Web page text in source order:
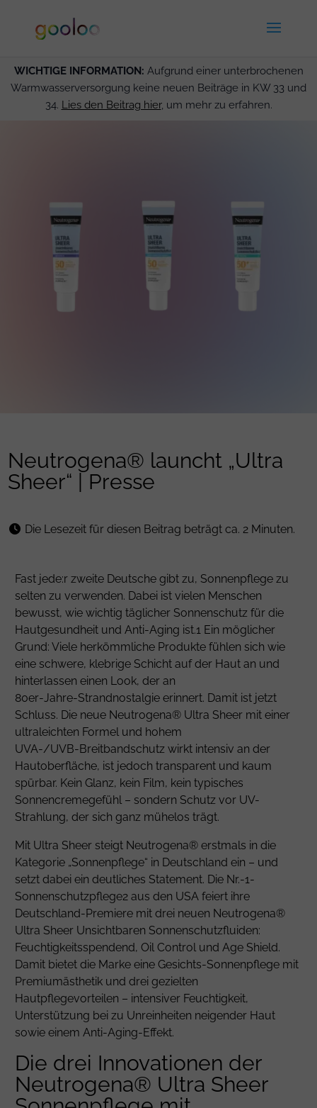
WICHTIGE INFORMATION: Aufgrund einer unterbrochenen
Warmwasserversorgung keine neuen Beiträge in KW 33 und
34. Lies den Beitrag hier, um mehr zu erfahren.
Neutrogena® launcht „Ultra
Sheer“ | Presse
Die Lesezeit für diesen Beitrag beträgt ca. 2 Minuten.
Fast jede:r zweite Deutsche gibt zu, Sonnenpflege zu
selten zu verwenden. Dabei ist vielen Menschen
bewusst, wie wichtig täglicher Sonnenschutz für die
Hautgesundheit und Anti-Aging ist.1 Ein möglicher
Grund: Viele herkömmliche Produkte fühlen sich wie
eine schwere, klebrige Schicht auf der Haut an und
hinterlassen einen Look, der an
80er‑Jahre‑Strandnostalgie erinnert. Damit ist jetzt
Schluss. Die neue Neutrogena® Ultra Sheer mit einer
ultraleichten Formel und hohem
UVA-/UVB‑Breitbandschutz wirkt intensiv an der
Hautoberfläche, ist jedoch transparent und kaum
spürbar. Kein Glanz, kein Film, kein typisches
Sonnencremegefühl – sondern Schutz vor UV-
Strahlung, der sich ganz mühelos trägt.
Mit Ultra Sheer steigt Neutrogena® erstmals in die
Kategorie „Sonnenpflege“ in Deutschland ein – und
setzt dabei ein deutliches Statement. Die Nr.-1-
Sonnenschutzpflege2 aus den USA feiert ihre
Deutschland‑Premiere mit drei neuen Neutrogena®
Ultra Sheer Unsichtbaren Sonnenschutzfluiden:
Feuchtigkeitsspendend, Oil Control und Age Shield.
Damit bietet die Marke eine Gesichts-Sonnenpflege mit
Premiumästhetik und drei gezielten
Hautpflegevorteilen – intensiver Feuchtigkeit,
Unterstützung bei zu Unreinheiten neigender Haut
sowie einem Anti‑Aging‑Effekt.
Die drei Innovationen der
Neutrogena® Ultra Sheer